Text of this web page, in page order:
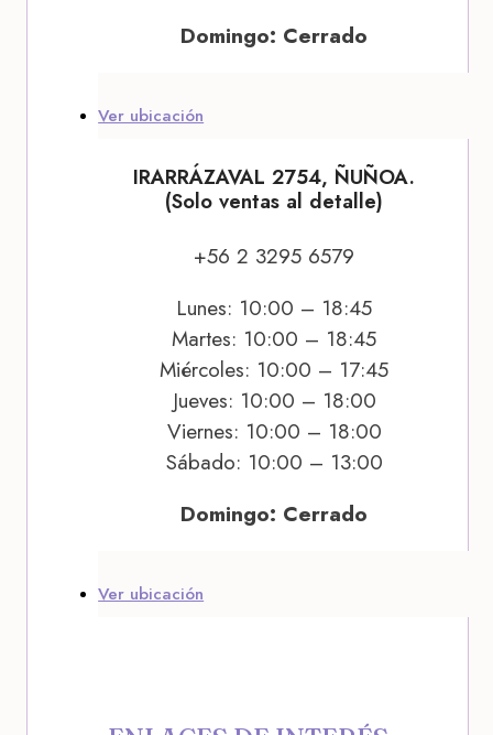
Domingo: Cerrado
Ver ubicación
IRARRÁZAVAL 2754, ÑUÑOA.
(Solo ventas al detalle)
+56 2 3295 6579
Lunes: 10:00 – 18:45
Martes: 10:00 – 18:45
Miércoles: 10:00 – 17:45
Jueves: 10:00 – 18:00
Viernes: 10:00 – 18:00
Sábado: 10:00 – 13:00
Domingo: Cerrado
Ver ubicación